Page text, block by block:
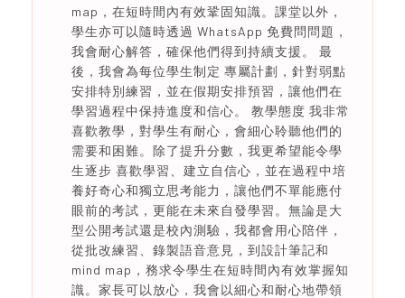
map，在短時間內有效鞏固知識。課堂以外，
學生亦可以隨時透過 WhatsApp 免費問問題，
我會耐心解答，確保他們得到持續支援。 最
後，我會為每位學生制定 專屬計劃，針對弱點
安排特別練習，並在假期安排預習，讓他們在
學習過程中保持進度和信心。 教學態度 我非常
喜歡教學，對學生有耐心，會細心聆聽他們的
需要和困難。除了提升分數，我更希望能令學
生逐步 喜歡學習、建立自信心，並在過程中培
養好奇心和獨立思考能力，讓他們不單能應付
眼前的考試，更能在未來自發學習。無論是大
型公開考試還是校內測驗，我都會用心陪伴，
從批改練習、錄製語音意見，到設計筆記和
mind map，務求令學生在短時間內有效掌握知
識。家長可以放心，我會以細心和耐心地帶領